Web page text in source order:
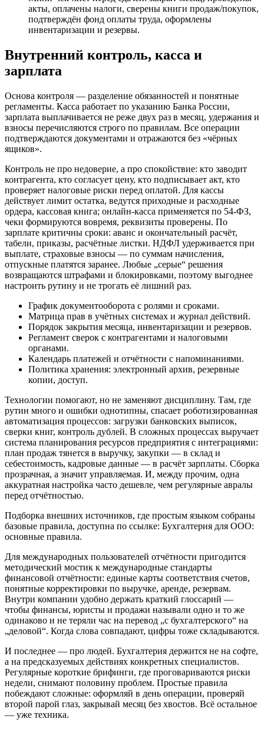
акты, оплачены налоги, сверены книги продаж/покупок,
подтверждён фонд оплаты труда, оформлены
инвентаризации и резервы.
Внутренний контроль, касса и
зарплата
Основа контроля — разделение обязанностей и понятные
регламенты. Касса работает по указанию Банка России,
зарплата выплачивается не реже двух раз в месяц, удержания и
взносы перечисляются строго по правилам. Все операции
подтверждаются документами и отражаются без «чёрных
ящиков».
Контроль не про недоверие, а про спокойствие: кто заводит
контрагента, кто согласует цену, кто подписывает акт, кто
проверяет налоговые риски перед оплатой. Для кассы
действует лимит остатка, ведутся приходные и расходные
ордера, кассовая книга; онлайн-касса применяется по 54‑ФЗ,
чеки формируются вовремя, реквизиты проверены. По
зарплате критичны сроки: аванс и окончательный расчёт,
табели, приказы, расчётные листки. НДФЛ удерживается при
выплате, страховые взносы — по суммам начисления,
отпускные платятся заранее. Любые „серые“ решения
возвращаются штрафами и блокировками, поэтому выгоднее
настроить рутину и не трогать её лишний раз.
График документооборота с ролями и сроками.
Матрица прав в учётных системах и журнал действий.
Порядок закрытия месяца, инвентаризации и резервов.
Регламент сверок с контрагентами и налоговыми
органами.
Календарь платежей и отчётности с напоминаниями.
Политика хранения: электронный архив, резервные
копии, доступ.
Технологии помогают, но не заменяют дисциплину. Там, где
рутин много и ошибки однотипны, спасает роботизированная
автоматизация процессов: загрузки банковских выписок,
сверки книг, контроль дублей. В сложных процессах выручает
система планирования ресурсов предприятия с интеграциями:
план продаж тянется в выручку, закупки — в склад и
себестоимость, кадровые данные — в расчёт зарплаты. Сборка
прозрачная, а значит управляемая. И, между прочим, одна
аккуратная настройка часто дешевле, чем регулярные авралы
перед отчётностью.
Подборка внешних источников, где простым языком собраны
базовые правила, доступна по ссылке: Бухгалтерия для ООО:
основные правила.
Для международных пользователей отчётности пригодится
методический мостик к международные стандарты
финансовой отчётности: единые карты соответствия счетов,
понятные корректировки по выручке, аренде, резервам.
Внутри компании удобно держать краткий глоссарий —
чтобы финансы, юристы и продажи называли одно и то же
одинаково и не теряли час на перевод „с бухгалтерского“ на
„деловой“. Когда слова совпадают, цифры тоже складываются.
И последнее — про людей. Бухгалтерия держится не на софте,
а на предсказуемых действиях конкретных специалистов.
Регулярные короткие брифинги, где проговариваются риски
недели, снимают половину проблем. Простые правила
побеждают сложные: оформляй в день операции, проверяй
второй парой глаз, закрывай месяц без хвостов. Всё остальное
— уже техника.